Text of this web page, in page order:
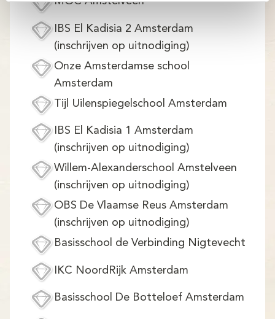
IBS El Kadisia 2 Amsterdam
(inschrijven op uitnodiging)
Onze Amsterdamse school
Amsterdam
Tijl Uilenspiegelschool Amsterdam
IBS El Kadisia 1 Amsterdam
(inschrijven op uitnodiging)
Willem-Alexanderschool Amstelveen
(inschrijven op uitnodiging)
OBS De Vlaamse Reus Amsterdam
(inschrijven op uitnodiging)
Basisschool de Verbinding Nigtevecht
IKC NoordRijk Amsterdam
Basisschool De Botteloef Amsterdam